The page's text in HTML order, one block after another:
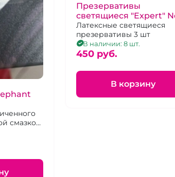
смазкой
Презервативы
светящиеся "Expert"
3 шт.
Латексные светящиеся
презервативы 3 шт
В наличии: 8 шт.
450 pуб.
В корзину